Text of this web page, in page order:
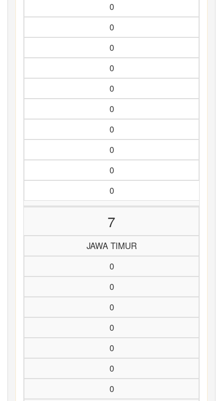
0
0
0
0
0
0
0
0
0
0
7
JAWA TIMUR
0
0
0
0
0
0
0